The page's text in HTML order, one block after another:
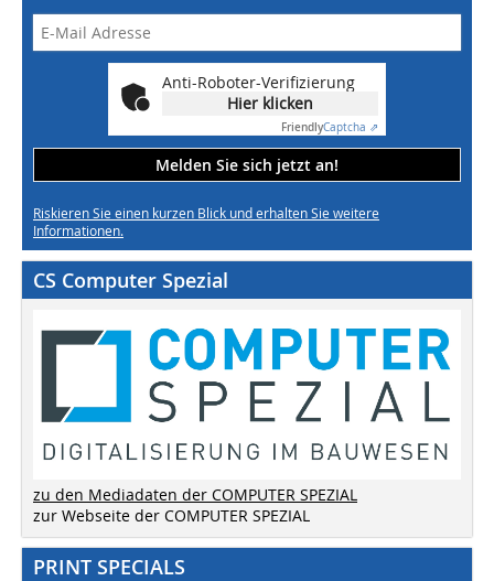
Anti-Roboter-Verifizierung
Hier klicken
FriendlyCaptcha ⇗
Melden Sie sich jetzt an!
Riskieren Sie einen kurzen Blick und erhalten Sie weitere
Informationen.
CS Computer Spezial
zu den Mediadaten der COMPUTER SPEZIAL
zur Webseite der COMPUTER SPEZIAL
PRINT SPECIALS